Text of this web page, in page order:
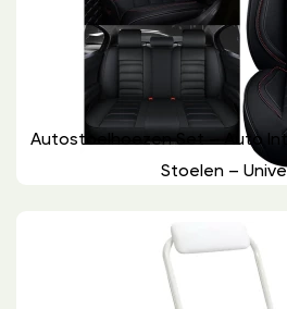
Autostoelhoezen Set – Auto
Stoelen –